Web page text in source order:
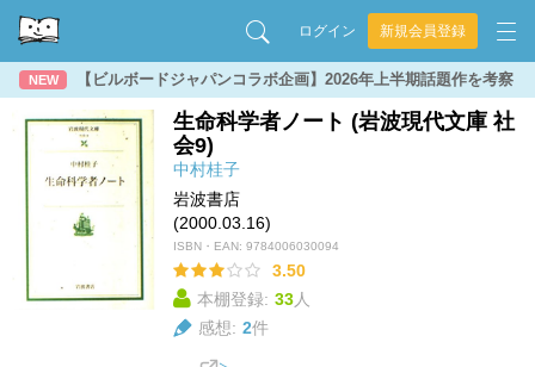
ログイン 新規会員登録
NEW 【ビルボードジャパンコラボ企画】2026年上半期話題作を考察
生命科学者ノート (岩波現代文庫 社
会9)
中村桂子
岩波書店
(2000.03.16)
ISBN・EAN: 9784006030094
3.50
本棚登録: 33人
感想: 2件